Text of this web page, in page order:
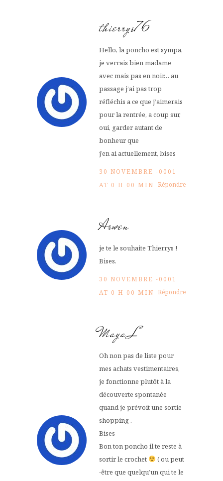
thierrys76
Hello, la poncho est sympa,
je verrais bien madame
avec mais pas en noir… au
passage j’ai pas trop
réfléchis a ce que j’aimerais
pour la rentrée, a coup sur,
oui, garder autant de
bonheur que
j’en ai actuellement, bises
30 NOVEMBRE -0001
AT 0 H 00 MIN Répondre
Arwen
je te le souhaite Thierrys !
Bises.
30 NOVEMBRE -0001
AT 0 H 00 MIN Répondre
Maya L
Oh non pas de liste pour
mes achats vestimentaires,
je fonctionne plutôt à la
découverte spontanée
quand je prévoit une sortie
shopping .
Bises
Bon ton poncho il te reste à
sortir le crochet
( ou peut
-être que quelqu’un qui te le